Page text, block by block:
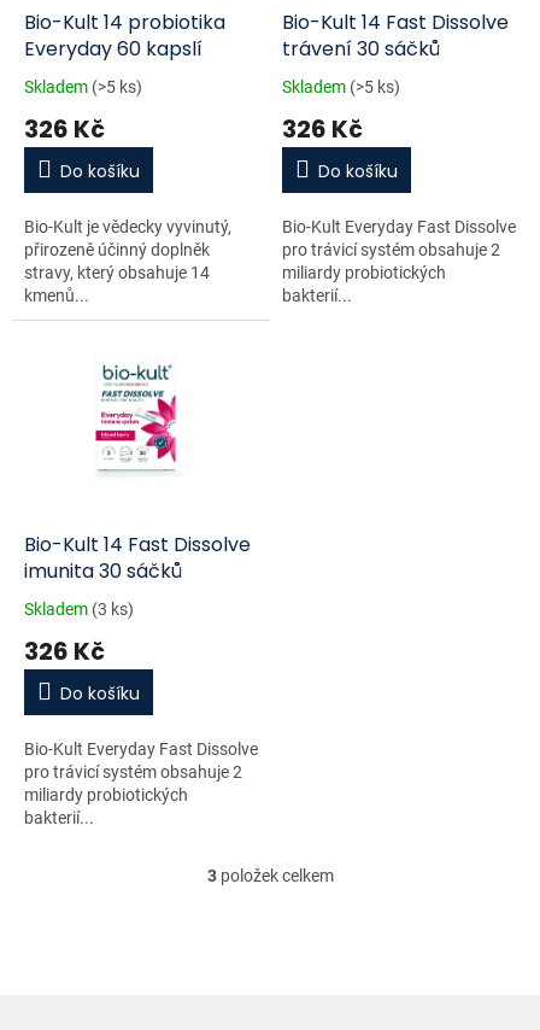
dBio-Kult 14 probiotika
Everyday 60 kapslí
Skladem (>5 ks)
326 Kč
Do košíku
Bio-Kult je vědecky vyvinutý,
přirozeně účinný doplněk
stravy, který obsahuje 14
kmenů...
Bio-Kult 14 Fast Dissolve
trávení 30 sáčků
Skladem (>5 ks)
326 Kč
Do košíku
Bio-Kult Everyday Fast Dissolve
pro trávicí systém obsahuje 2
miliardy probiotických
bakterií...
Bio-Kult 14 Fast Dissolve
imunita 30 sáčků
Skladem (3 ks)
326 Kč
Do košíku
Bio-Kult Everyday Fast Dissolve
pro trávicí systém obsahuje 2
miliardy probiotických
bakterií...
O
3položek celkem